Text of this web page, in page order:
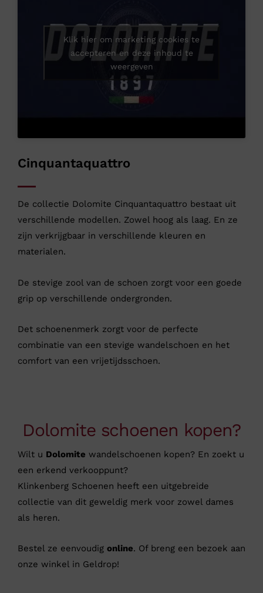
Cinquantaquattro
De collectie Dolomite Cinquantaquattro bestaat uit
verschillende modellen. Zowel hoog als laag. En ze
zijn verkrijgbaar in verschillende kleuren en
materialen.
De stevige zool van de schoen zorgt voor een goede
grip op verschillende ondergronden.
Det schoenenmerk zorgt voor de perfecte
combinatie van een stevige wandelschoen en het
comfort van een vrijetijdsschoen.
Klik hier om marketing cookies te
accepteren en deze inhoud te
weergeven
Dolomite schoenen kopen?
Wilt u Dolomite wandelschoenen kopen? En zoekt u
een erkend verkooppunt?
Klinkenberg Schoenen heeft een uitgebreide
collectie van dit geweldig merk voor zowel dames
als heren.
Bestel ze eenvoudig online. Of breng een bezoek aan
onze winkel in Geldrop!